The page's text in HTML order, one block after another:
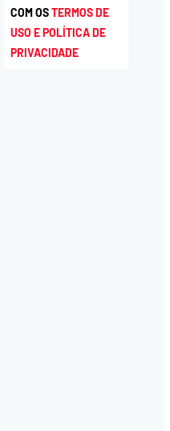
COM OSTERMOS DE
USO E POLÍTICA DE
PRIVACIDADE